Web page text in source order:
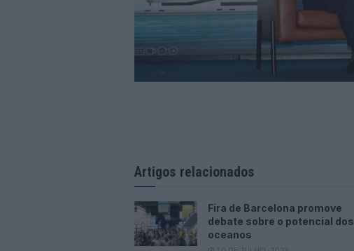
Artigos relacionados
Fira de Barcelona promove
debate sobre o potencial dos
oceanos